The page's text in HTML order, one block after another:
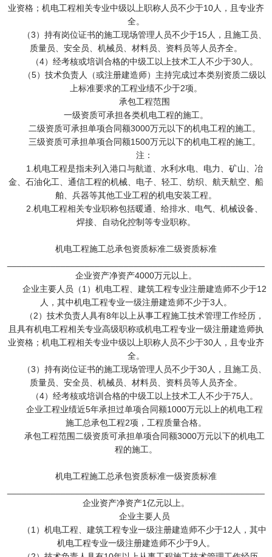
业资格；机电工程相关专业中级以上职称人员不少于10人，且专业齐
全。
（3）持有岗位证书的施工现场管理人员不少于15人，且施工员、
质量员、安全员、机械员、材料员、资料员等人员齐全。
（4）经考核或培训合格的中级工以上技术工人不少于30人。
（5）技术负责人（或注册建造师）主持完成过本类别资质二级以
上标准要求的工程业绩不少于2项。
承包工程范围
一级资质可承担各类机电工程的施工。
二级资质可承担单项合同额3000万元以下的机电工程的施工。
三级资质可承担单项合同额1500万元以下的机电工程的施工。
注：
1.机电工程是指未列入港口与航道、水利水电、电力、矿山、冶
金、石油化工、通信工程的机械、电子、轻工、纺织、航天航空、船
舶、兵器等其他工业工程的机电安装工程。
2.机电工程相关专业职称包括暖通、给排水、电气、机械设备、
焊接、自动化控制等专业职称。
机电工程施工总承包资质标准二级资质标准
企业资产净资产4000万元以上。
企业主要人员（1）机电工程、建筑工程专业注册建造师不少于12
人，其中机电工程专业一级注册建造师不少于3人。
（2）技术负责人具有8年以上从事工程施工技术管理工作经历，
且具有机电工程相关专业高级职称或机电工程专业一级注册建造师执
业资格；机电工程相关专业中级以上职称人员不少于30人，且专业齐
全。
（3）持有岗位证书的施工现场管理人员不少于30人，且施工员、
质量员、安全员、机械员、材料员、资料员等人员齐全。
（4）经考核或培训合格的中级工以上技术工人不少于75人。
企业工程业绩近5年承担过单项合同额1000万元以上的机电工程
施工总承包工程2项，工程质量合格。
承包工程范围二级资质可承担单项合同额3000万元以下的机电工
程的施工。
机电工程施工总承包资质标准一级资质标准
企业资产净资产1亿元以上。
企业主要人员
（1）机电工程、建筑工程专业一级注册建造师不少于12人，其中
机电工程专业一级注册建造师不少于9人。